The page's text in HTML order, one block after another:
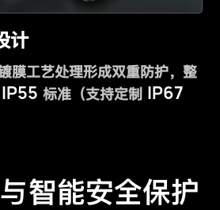
计
膜工艺处理形成双重防护，整
IP55 标准（支持定制 IP67
智能安全保护